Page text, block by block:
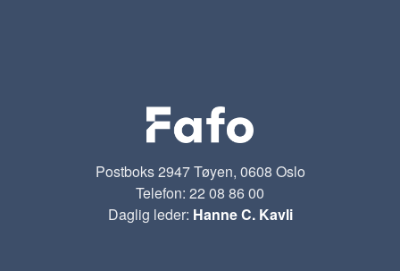
Postboks 2947 Tøyen, 0608 Oslo
Telefon: 22 08 86 00
Daglig leder: Hanne C. Kavli